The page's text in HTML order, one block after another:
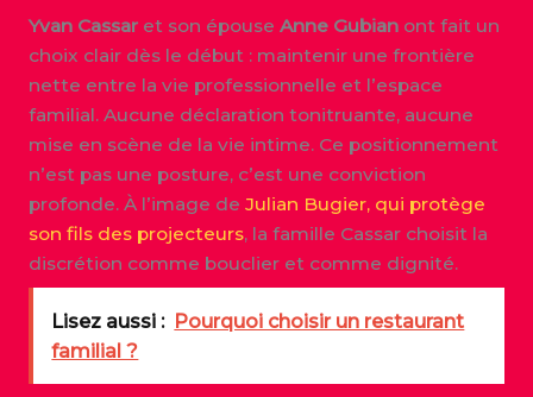
Yvan Cassaret son épouse Anne Gubianont fait un
choix clair dès le début : maintenir une frontière
nette entre la vie professionnelle et l’espace
familial. Aucune déclaration tonitruante, aucune
mise en scène de la vie intime. Ce positionnement
n’est pas une posture, c’est une conviction
profonde. À l’image de Julian Bugier, qui protège
son fils des projecteurs, la famille Cassar choisit la
discrétion comme bouclier et comme dignité.
Lisez aussi : Pourquoi choisir un restaurant
familial ?